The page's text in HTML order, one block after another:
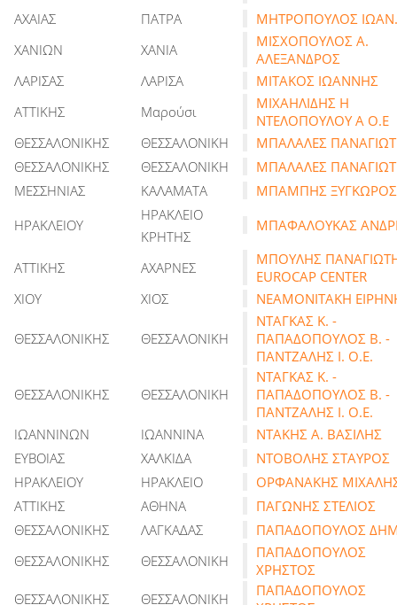
ΑΧΑΙΑΣ
ΠΑΤΡΑ
ΜΗΤΡΟΠΟΥΛΟΣ ΙΩΑΝ.
ΧΑΝΙΩΝ
ΧΑΝΙΑ
ΜΙΣΧΟΠΟΥΛΟΣ Α.
ΑΛΕΞΑΝΔΡΟΣ
ΛΑΡΙΣΑΣ
ΛΑΡΙΣΑ
ΜΙΤΑΚΟΣ ΙΩΑΝΝΗΣ
ΑΤΤΙΚΗΣ
Μαρούσι
ΜΙΧΑΗΛΙΔΗΣ Η
ΝΤΕΛΟΠΟΥΛΟΥ Α Ο.Ε
ΘΕΣΣΑΛΟΝΙΚΗΣ
ΘΕΣΣΑΛΟΝΙΚΗ
ΜΠΑΛΑΛΕΣ
ΘΕΣΣΑΛΟΝΙΚΗΣ
ΘΕΣΣΑΛΟΝΙΚΗ
ΜΠΑΛΑΛΕΣ
ΜΕΣΣΗΝΙΑΣ
ΚΑΛΑΜΑΤΑ
ΜΠΑΜΠΗΣ ΞΥΓΚΩΡΟΣ
ΗΡΑΚΛΕΙΟΥ
ΗΡΑΚΛΕΙΟ
ΚΡΗΤΗΣ
ΜΠΑΦΑΛΟΥΚΑΣ
ΑΤΤΙΚΗΣ ΑΧΑΡΝΕΣ
ΜΠΟΥΛΗΣ
EUROCAP CENTER
ΧΙΟΥ
ΧΙΟΣ ΝΕΑΜΟΝΙΤΑΚΗ
ΘΕΣΣΑΛΟΝΙΚΗΣ ΘΕΣΣΑΛΟΝΙΚΗ
ΝΤΑΓΚΑΣ Κ. -
ΠΑΠΑΔΟΠΟΥΛΟΣ Β. -
ΠΑΝΤΖΑΛΗΣ Ι. Ο.Ε.
ΘΕΣΣΑΛΟΝΙΚΗΣ ΘΕΣΣΑΛΟΝΙΚΗ
ΝΤΑΓΚΑΣ Κ. -
ΠΑΠΑΔΟΠΟΥΛΟΣ Β. -
ΠΑΝΤΖΑΛΗΣ Ι. Ο.Ε.
ΙΩΑΝΝΙΝΩΝ
ΙΩΑΝΝΙΝΑ
ΝΤΑΚΗΣ Α. ΒΑΣΙΛΗΣ
ΕΥΒΟΙΑΣ
ΧΑΛΚΙΔΑ
ΝΤΟΒΟΛΗΣ ΣΤΑΥΡΟΣ
ΗΡΑΚΛΕΙΟΥ
ΗΡΑΚΛΕΙΟ
ΟΡΦΑΝΑΚΗΣ
ΑΤΤΙΚΗΣ
ΑΘΗΝΑ
ΠΑΓΩΝΗΣ ΣΤΕΛΙΟΣ
ΘΕΣΣΑΛΟΝΙΚΗΣ
ΛΑΓΚΑΔΑΣ
ΠΑΠΑΔΟΠΟΥΛΟΣ
ΘΕΣΣΑΛΟΝΙΚΗΣ
ΘΕΣΣΑΛΟΝΙΚΗ
ΠΑΠΑΔΟΠΟΥΛΟΣ
ΧΡΗΣΤΟΣ
ΘΕΣΣΑΛΟΝΙΚΗΣ
ΘΕΣΣΑΛΟΝΙΚΗ
ΠΑΠΑΔΟΠΟΥΛΟΣ